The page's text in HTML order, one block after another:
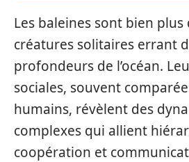
Les baleines sont bien
créatures solitaires errant
profondeurs de l’océan.
sociales, souvent
humains, révèlent des
complexes qui allient
coopération et